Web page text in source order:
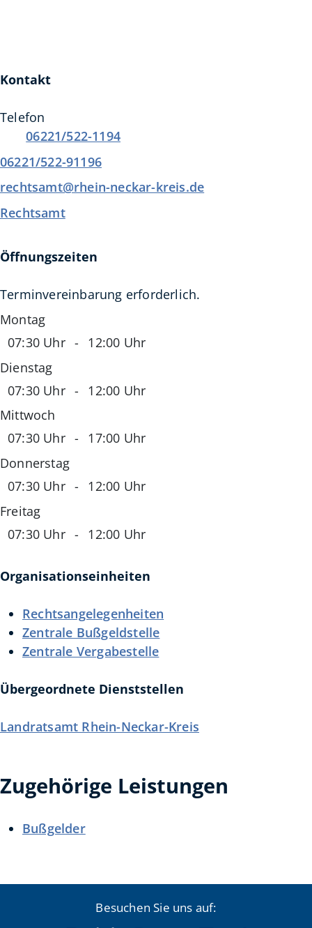
Kontakt
Telefon
06221/522-1194
06221/522-91196
rechtsamt@rhein-neckar-kreis.de
Rechtsamt
Öffnungszeiten
Terminvereinbarung erforderlich.
Montag
07:30 Uhr -
12:00 Uhr
Dienstag
07:30 Uhr -
12:00 Uhr
Mittwoch
07:30 Uhr -
17:00 Uhr
Donnerstag
07:30 Uhr -
12:00 Uhr
Freitag
07:30 Uhr - 12:00 Uhr
Organisationseinheiten
Rechtsangelegenheiten
Zentrale Bußgeldstelle
Zentrale Vergabestelle
Übergeordnete Dienststellen
Landratsamt Rhein-Neckar-Kreis
Zugehörige Leistungen
Bußgelder
Besuchen Sie uns auf: